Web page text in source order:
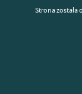
Strona